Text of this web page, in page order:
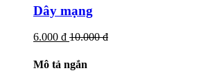
Dây mạng
6.000 đ 10.000 đ
Mô tả ngắn